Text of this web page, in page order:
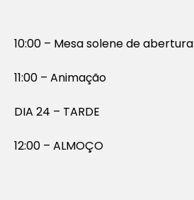
10:00 – Mesa solene de abertura
11:00 – Animação
DIA 24 – TARDE
12:00 – ALMOÇO